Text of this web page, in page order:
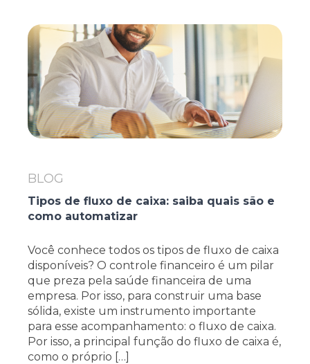
BLOG
Tipos de fluxo de caixa: saiba quais são e
como automatizar
Você conhece todos os tipos de fluxo de caixa
disponíveis? O controle financeiro é um pilar
que preza pela saúde financeira de uma
empresa. Por isso, para construir uma base
sólida, existe um instrumento importante
para esse acompanhamento: o fluxo de caixa.
Por isso, a principal função do fluxo de caixa é,
como o próprio […]